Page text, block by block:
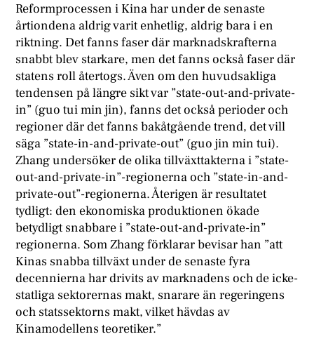
Reformprocessen i Kina har under de senaste
årtiondena aldrig varit enhetlig, aldrig bara i en
riktning. Det fanns faser där marknadskrafterna
snabbt blev starkare, men det fanns också faser där
statens roll återtogs. Även om den huvudsakliga
tendensen på längre sikt var ”state-out-and-private-
in” (guo tui min jin), fanns det också perioder och
regioner där det fanns bakåtgående trend, det vill
säga ”state-in-and-private-out” (guo jin min tui).
Zhang undersöker de olika tillväxttakterna i ”state-
out-and-private-in”-regionerna och ”state-in-and-
private-out”-regionerna. Återigen är resultatet
tydligt: den ekonomiska produktionen ökade
betydligt snabbare i ”state-out-and-private-in”
regionerna. Som Zhang förklarar bevisar han ”att
Kinas snabba tillväxt under de senaste fyra
decennierna har drivits av marknadens och de icke-
statliga sektorernas makt, snarare än regeringens
och statssektorns makt, vilket hävdas av
Kinamodellens teoretiker.”